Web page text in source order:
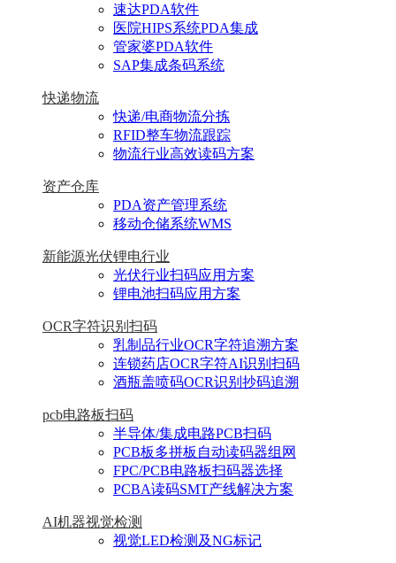
速达PDA软件
医院HIPS系统PDA集成
管家婆PDA软件
SAP集成条码系统
快递物流
快递/电商物流分拣
RFID整车物流跟踪
物流行业高效读码方案
资产仓库
PDA资产管理系统
移动仓储系统WMS
新能源光伏锂电行业
光伏行业扫码应用方案
锂电池扫码应用方案
OCR字符识别扫码
乳制品行业OCR字符追溯方案
连锁药店OCR字符AI识别扫码
酒瓶盖喷码OCR识别抄码追溯
pcb电路板扫码
半导体/集成电路PCB扫码
PCB板多拼板自动读码器组网
FPC/PCB电路板扫码器选择
PCBA读码SMT产线解决方案
AI机器视觉检测
视觉LED检测及NG标记